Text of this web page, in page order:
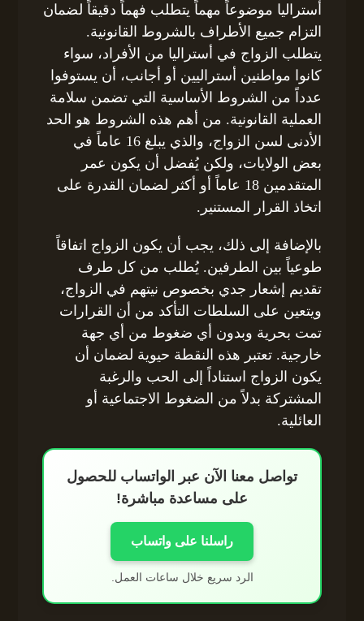
أستراليا موضوعاً مهماً يتطلب فهماً دقيقاً لضمان
التزام جميع الأطراف بالشروط القانونية.
يتطلب الزواج في أستراليا من الأفراد، سواء
كانوا مواطنين أستراليين أو أجانب، أن يستوفوا
عدداً من الشروط الأساسية التي تضمن سلامة
العملية القانونية. من أهم هذه الشروط هو الحد
الأدنى لسن الزواج، والذي يبلغ 16 عاماً في
بعض الولايات، ولكن يُفضل أن يكون عمر
المتقدمين 18 عاماً أو أكثر لضمان القدرة على
اتخاذ القرار المستنير.
بالإضافة إلى ذلك، يجب أن يكون الزواج اتفاقاً
طوعياً بين الطرفين. يُطلب من كل طرف
تقديم إشعار جدي بخصوص نيتهم في الزواج،
ويتعين على السلطات التأكد من أن القرارات
تمت بحرية وبدون أي ضغوط من أي جهة
خارجية. تعتبر هذه النقطة حيوية لضمان أن
يكون الزواج استناداً إلى الحب والرغبة
المشتركة بدلاً من الضغوط الاجتماعية أو
العائلية.
تواصل معنا الآن عبر الواتساب للحصول
على مساعدة مباشرة!
راسلنا على واتساب
الرد سريع خلال ساعات العمل.